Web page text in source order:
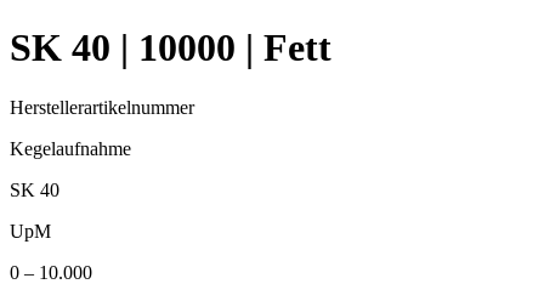
SK 40 | 10000 | Fett
Herstellerartikelnummer
Kegelaufnahme
SK 40
UpM
0 – 10.000